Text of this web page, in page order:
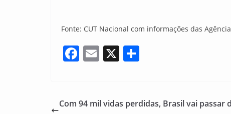
Fonte: CUT Nacional com informações das
F
e
E
l
X
e
Com 94 mil vidas perdidas, Brasil vai passar